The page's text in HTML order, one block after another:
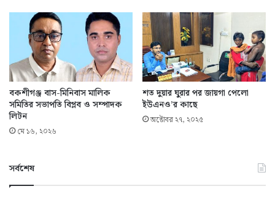
বকশীগঞ্জ বাস-মিনিবাস মালিক
সমিতির সভাপতি বিপ্লব ও সম্পাদক
লিটন
মে ১৬, ২০২৬
শত দুয়ার ঘুরার পর জায়গা পেলো
ইউএনও’র কাছে
অক্টোবর ২৭, ২০২৫
সর্বশেষ